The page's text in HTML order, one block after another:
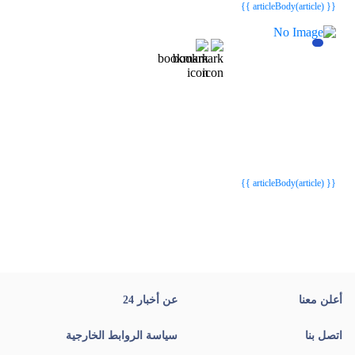
{{ articleBody(article) }}
{{ articleBody(article) }}
أعلن معنا عن أخبار 24
اتصل بنا سياسة الروابط الخارجية